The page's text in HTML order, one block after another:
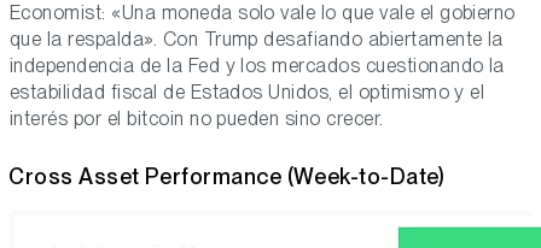
Economist: «Una moneda solo vale lo que vale el gobierno
que la respalda». Con Trump desafiando abiertamente la
independencia de la Fed y los mercados cuestionando la
estabilidad fiscal de Estados Unidos, el optimismo y el
interés por el bitcoin no pueden sino crecer.
Cross Asset Performance (Week-to-Date)